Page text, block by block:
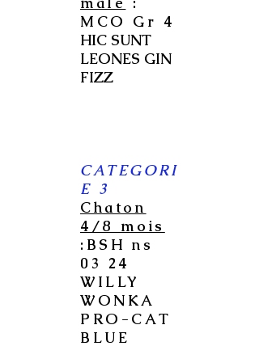
MCO Gr 4
HIC SUNT
LEONES GIN
FIZZ
CATEGORI
E 3
Chaton
4/8 mois
:BSH ns
03 24
WILLY
WONKA
PRO-CAT
BLUE